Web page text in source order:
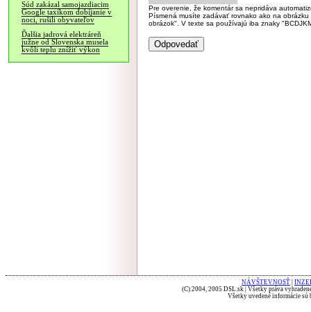
Súd zakázal samojazdiacim
Google taxíkom dobíjanie v
noci, rušili obyvateľov
Ďalšia jadrová elektráreň
južne od Slovenska musela
kvôli teplu znížiť výkon
Pre overenie, že komentár sa nepridáva
Písmená musíte zadávať rovnako ako na
obrázok". V texte sa používajú iba znaky
NÁVŠTEVNOSŤ
(C) 2004, 2005 DSL.sk | Všetky práva
Všetky uvedené informácie sú